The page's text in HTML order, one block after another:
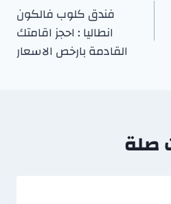
فندق كلوب فالكون
انطاليا : احجز اقامتك
القادمة بارخص الاسعار
صلة